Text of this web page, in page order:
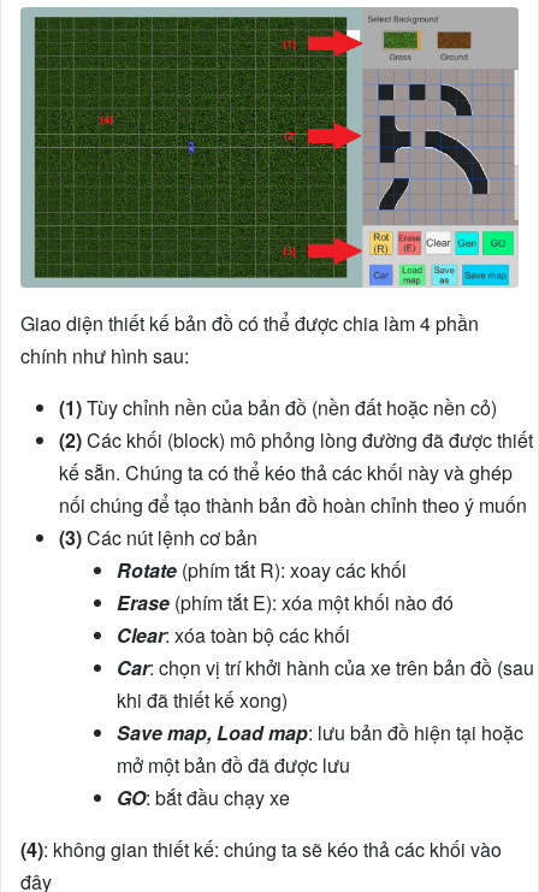
Giao diện thiết kế bản đồ có thể được chia làm 4 phần
chính như hình sau:
(1)Tùy chỉnh nền của bản đồ (nền đất hoặc nền cỏ)
(2)Các khối (block) mô phỏng lòng đường đã được thiết
kế sẵn. Chúng ta có thể kéo thả các khối này và ghép
nối chúng để tạo thành bản đồ hoàn chỉnh theo ý muốn
(3)Các nút lệnh cơ bản
Rotate (phím tắt R): xoay các khối
Erase (phím tắt E): xóa một khối nào đó
Clear: xóa toàn bộ các khối
Car: chọn vị trí khởi hành của xe trên bản đồ (sau
khi đã thiết kế xong)
Save map, Load map: lưu bản đồ hiện tại hoặc
mở một bản đồ đã được lưu
GO: bắt đầu chạy xe
(4): không gian thiết kế: chúng ta sẽ kéo thả các khối vào
đây